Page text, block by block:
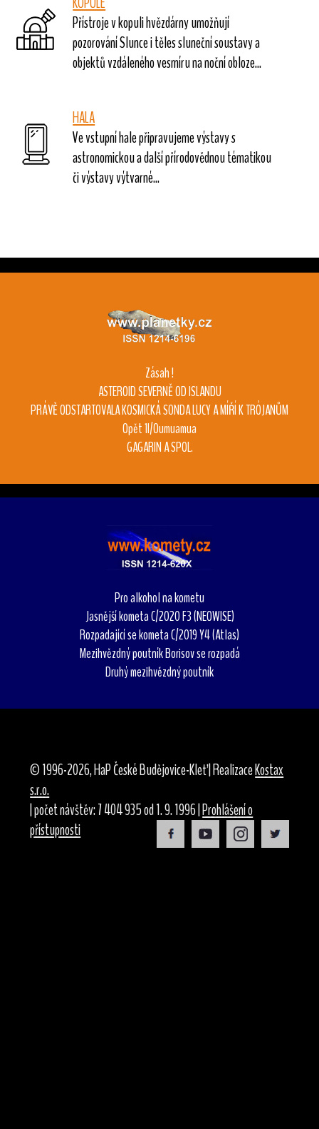
Přístroje v kopuli hvězdárny umožňují
pozorování Slunce i těles sluneční soustavy a
objektů vzdáleného vesmíru na noční obloze...
HALA
Ve vstupní hale připravujeme výstavy s
astronomickou a další přírodovědnou tématikou
či výstavy výtvarné...
Zásah !
ASTEROID SEVERNĚ OD ISLANDU
PRÁVĚ ODSTARTOVALA KOSMICKÁ SONDA LUCY A MÍŘÍ K TRÓJANŮM
Opět 1I/Oumuamua
GAGARIN A SPOL.
Pro alkohol na kometu
Jasnější kometa C/2020 F3 (NEOWISE)
Rozpadající se kometa C/2019 Y4 (Atlas)
Mezihvězdný poutník Borisov se rozpadá
Druhý mezihvězdný poutník
© 1996-2026, HaP České Budějovice-Kleť | RealizaceKostax
s.r.o.
| počet návštěv: 7 404 935 od 1. 9. 1996 |Prohlášení o
přístupnosti